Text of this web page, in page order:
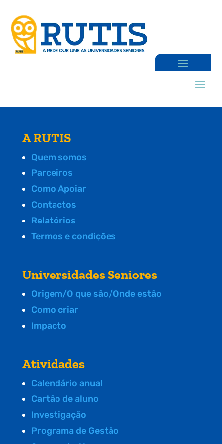
A RUTIS
Quem somos
Parceiros
Como Apoiar
Contactos
Relatórios
Termos e condições
Universidades Seniores
Origem/O que são/Onde estão
Como criar
Impacto
Atividades
Calendário anual
Cartão de aluno
Investigação
Programa de Gestão